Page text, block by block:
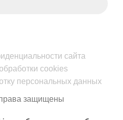
сайта
cookies
персональных данных
защищены